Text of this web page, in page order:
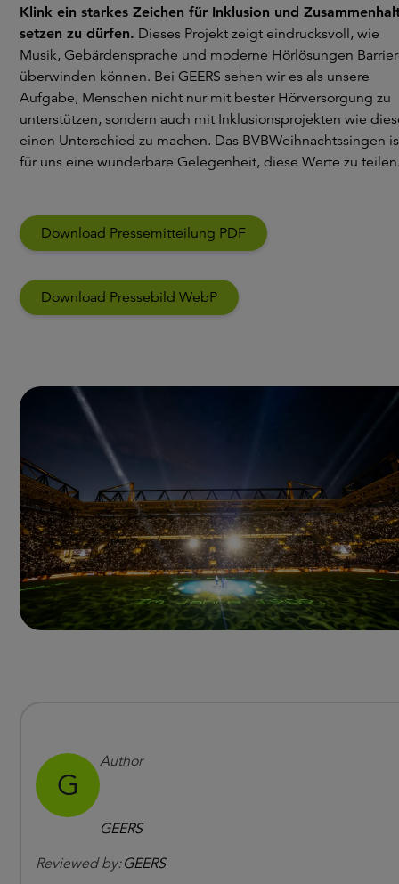
Klink ein starkes Zeichen für Inklusion und
setzen zu dürfen. Dieses Projekt zeigt eindrucksvoll, wie
Musik, Gebärdensprache und moderne Hörlösungen
überwinden können. Bei GEERS sehen wir es als unsere
Aufgabe, Menschen nicht nur mit bester Hörversorgung zu
unterstützen, sondern auch mit Inklusionsprojekten wie
einen Unterschied zu machen. Das BVBWeihnachtssingen
für uns eine wunderbare Gelegenheit, diese Werte zu
Download Pressemitteilung PDF
Download Pressebild WebP
G
Author
GEERS
Reviewed by: GEERS